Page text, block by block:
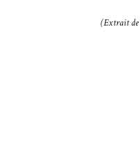
(Extrait de